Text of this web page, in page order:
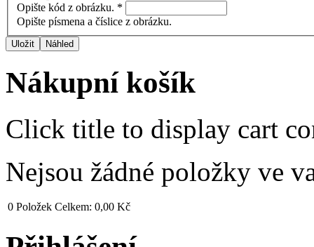
Opište kód z obrázku. *
Opište písmena a číslice z obrázku.
Nákupní košík
Click title to display cart
Nejsou žádné položky ve
0 Položek Celkem: 0,00 Kč